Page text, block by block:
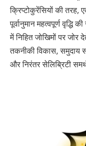
क्रिप्टोकुरेंसियों की
पूर्वानुमान महत्वपूर्ण वृद्धि
में निहित जोखिमों पर जोर
तकनीकी विकास, समुदाय
और निरंतर सेलिब्रिटी